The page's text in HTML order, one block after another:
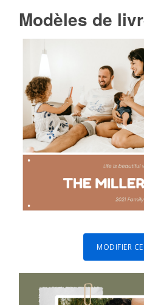
Modèles de
MODIFIER